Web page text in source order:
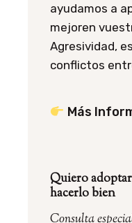
ayudamos a
mejoren
Agresividad,
conflictos
Más
Quiero
hacerlo bien
Consulta